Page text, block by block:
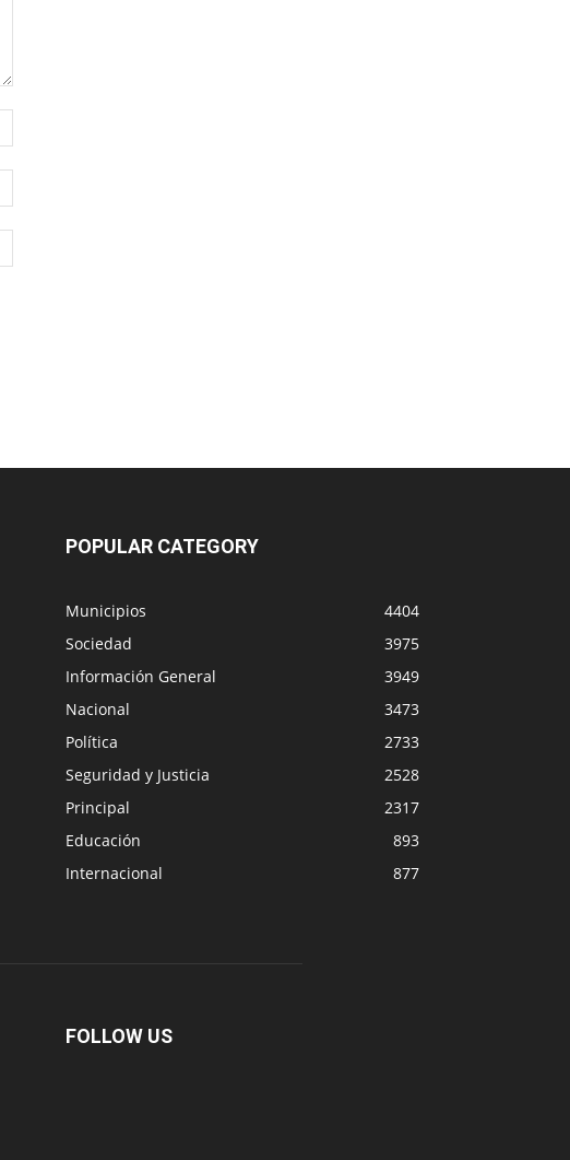
POPULAR CATEGORY
Municipios
4404
Sociedad
3975
Información General
3949
Nacional
3473
Política
2733
Seguridad y Justicia
2528
Principal
2317
Educación
893
Internacional
877
FOLLOW US